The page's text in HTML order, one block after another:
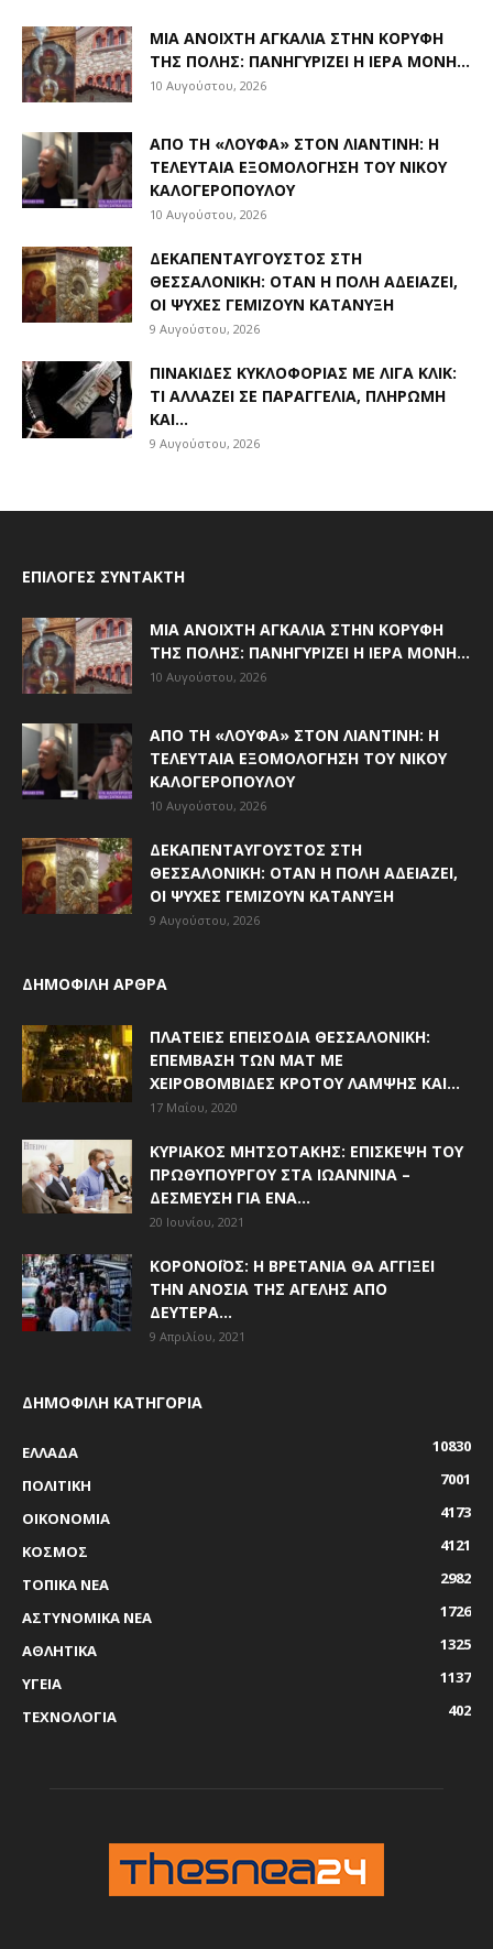
ΜΙΑ ΑΝΟΙΧΤΉ ΑΓΚΑΛΙΆ ΣΤΗΝ ΚΟΡΥΦΉ
ΤΗΣ ΠΌΛΗΣ: ΠΑΝΗΓΥΡΊΖΕΙ Η ΙΕΡΆ ΜΟΝΉ...
10 Αυγούστου, 2026
ΑΠΌ ΤΗ «ΛΟΎΦΑ» ΣΤΟΝ ΛΙΑΝΤΊΝΗ: Η
ΤΕΛΕΥΤΑΊΑ ΕΞΟΜΟΛΌΓΗΣΗ ΤΟΥ ΝΊΚΟΥ
ΚΑΛΟΓΕΡΌΠΟΥΛΟΥ
10 Αυγούστου, 2026
ΔΕΚΑΠΕΝΤΑΎΓΟΥΣΤΟΣ ΣΤΗ
ΘΕΣΣΑΛΟΝΊΚΗ: ΌΤΑΝ Η ΠΌΛΗ ΑΔΕΙΆΖΕΙ,
ΟΙ ΨΥΧΈΣ ΓΕΜΊΖΟΥΝ ΚΑΤΆΝΥΞΗ
9 Αυγούστου, 2026
ΠΙΝΑΚΊΔΕΣ ΚΥΚΛΟΦΟΡΊΑΣ ΜΕ ΛΊΓΑ ΚΛΙΚ:
ΤΙ ΑΛΛΆΖΕΙ ΣΕ ΠΑΡΑΓΓΕΛΊΑ, ΠΛΗΡΩΜΉ
ΚΑΙ...
9 Αυγούστου, 2026
ΕΠΙΛΟΓΈΣ ΣΥΝΤΆΚΤΗ
ΜΙΑ ΑΝΟΙΧΤΉ ΑΓΚΑΛΙΆ ΣΤΗΝ ΚΟΡΥΦΉ
ΤΗΣ ΠΌΛΗΣ: ΠΑΝΗΓΥΡΊΖΕΙ Η ΙΕΡΆ ΜΟΝΉ...
10 Αυγούστου, 2026
ΑΠΌ ΤΗ «ΛΟΎΦΑ» ΣΤΟΝ ΛΙΑΝΤΊΝΗ: Η
ΤΕΛΕΥΤΑΊΑ ΕΞΟΜΟΛΌΓΗΣΗ ΤΟΥ ΝΊΚΟΥ
ΚΑΛΟΓΕΡΌΠΟΥΛΟΥ
10 Αυγούστου, 2026
ΔΕΚΑΠΕΝΤΑΎΓΟΥΣΤΟΣ ΣΤΗ
ΘΕΣΣΑΛΟΝΊΚΗ: ΌΤΑΝ Η ΠΌΛΗ ΑΔΕΙΆΖΕΙ,
ΟΙ ΨΥΧΈΣ ΓΕΜΊΖΟΥΝ ΚΑΤΆΝΥΞΗ
9 Αυγούστου, 2026
ΔΗΜΟΦΙΛΗ ΑΡΘΡΑ
ΠΛΑΤΕΊΕΣ ΕΠΕΙΣΌΔΙΑ ΘΕΣΣΑΛΟΝΊΚΗ:
ΕΠΈΜΒΑΣΗ ΤΩΝ ΜΑΤ ΜΕ
ΧΕΙΡΟΒΟΜΒΊΔΕΣ ΚΡΌΤΟΥ ΛΆΜΨΗΣ ΚΑΙ...
17 Μαΐου, 2020
ΚΥΡΙΆΚΟΣ ΜΗΤΣΟΤΆΚΗΣ: ΕΠΊΣΚΕΨΗ ΤΟΥ
ΠΡΩΘΥΠΟΥΡΓΟΎ ΣΤΑ ΙΩΆΝΝΙΝΑ –
ΔΈΣΜΕΥΣΗ ΓΙΑ ΈΝΑ...
20 Ιουνίου, 2021
ΚΟΡΟΝΟΪΌΣ: Η ΒΡΕΤΑΝΊΑ ΘΑ ΑΓΓΊΞΕΙ
ΤΗΝ ΑΝΟΣΊΑ ΤΗΣ ΑΓΈΛΗΣ ΑΠΌ
ΔΕΥΤΈΡΑ...
9 Απριλίου, 2021
ΔΗΜΟΦΙΛΗ ΚΑΤΗΓΟΡΙΑ
ΕΛΛΑΔΑ
10830
ΠΟΛΙΤΙΚΗ
7001
ΟΙΚΟΝΟΜΙΑ
4173
ΚΟΣΜΟΣ
4121
ΤΟΠΙΚΑ ΝΕΑ
2982
ΑΣΤΥΝΟΜΙΚΑ ΝΕΑ
1726
ΑΘΛΗΤΙΚΑ
1325
ΥΓΕΙΑ
1137
ΤΕΧΝΟΛΟΓΙΑ
402